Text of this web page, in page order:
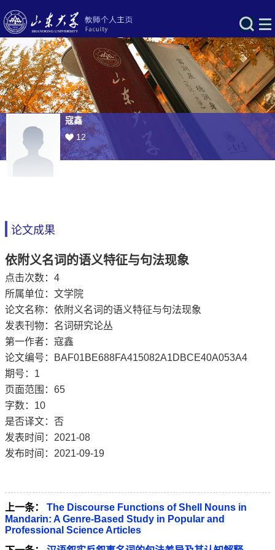
寇鑫
12
论文成果
依附义名词的语义特征与句法现象
点击次数： 4
所属单位：文学院
论文名称：依附义名词的语义特征与句法现象
发表刊物：名词研究论丛
第一作者：寇鑫
论文编号：BAF01BE688FA415082A1DBCE40A053A4
期号：1
页面范围：65
字数：10
是否译文：否
发表时间：2021-08
发布时间：2021-09-19
上一条：
The Discourse Functions of Shell Nouns in
Mandarin: A Genre-Based Study in Popular and
Professional Science Articles